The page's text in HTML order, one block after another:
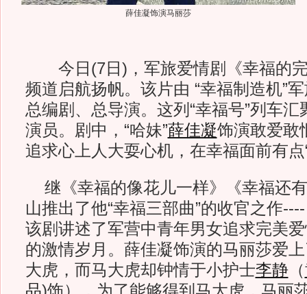
薛佳凝饰演马丽莎
今日(7日)，军旅爱情剧《幸福的完
频道启航扬帆。该片由 “幸福制造机”
总编剧、总导演。这列“幸福号”列车
演员。剧中，“哈妹”薛佳凝饰演敢爱敢
追求心上人大耍心机，在幸福面前有点
继《幸福的像花儿一样》《幸福还
山推出了他“幸福三部曲”的收官之作
该剧讲述了军营中青年男女追求完美
的激情岁月。薛佳凝饰演的马丽莎爱
大虎，而马大虎却钟情于小护士李静（